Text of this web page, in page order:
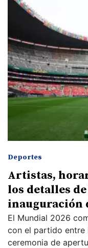
Deportes
Artistas,
los detalles
inauguración
El Mundial 2026
con el partido entre
ceremonia de